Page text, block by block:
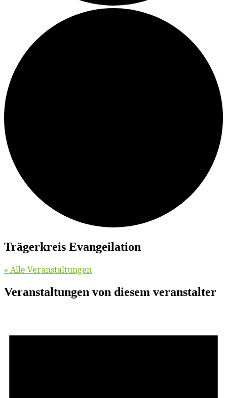
Trä­ger­kreis Evangeilation
« Alle Veranstaltungen
Veranstaltungen von diesem veranstalter